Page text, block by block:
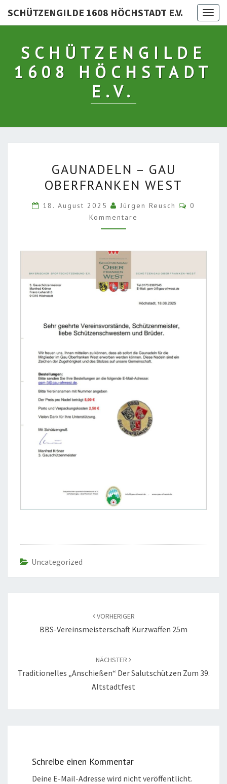
SCHÜTZENGILDE 1608 HÖCHSTADT E.V.
SCHÜTZENGILDE
1608 HÖCHSTADT
E.V.
–
GAU
WEST
GAUNADELN – GAU
OBERFRANKEN WEST
18. August 2025 Jürgen Reusch
0
Kommentare
Uncategorized
VORHERIGER
BBS-Vereinsmeisterschaft Kurzwaffen 25m
NÄCHSTER
Traditionelles „anschießen“ Der Salutschützen Zum 39.
Altstadtfest
Schreibe einen Kommentar
Deine E-Mail-Adresse wird nicht veröffentlicht.